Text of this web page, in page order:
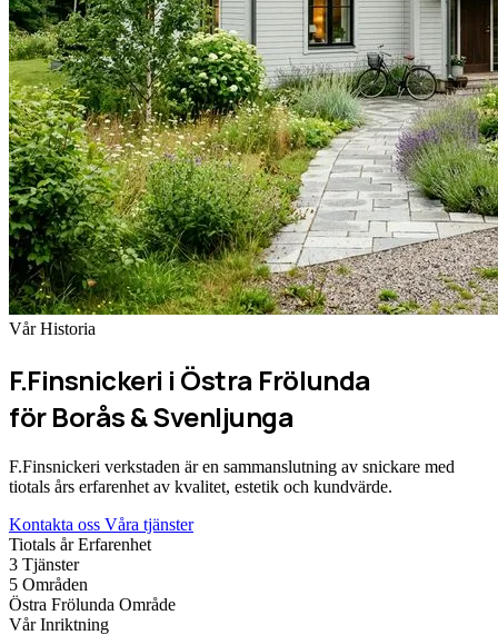
Vår Historia
F.Finsnickeri i Östra Frölunda
för Borås & Svenljunga
F.Finsnickeri verkstaden är en sammanslutning av snickare med
tiotals års erfarenhet av kvalitet, estetik och kundvärde.
Kontakta oss Våra tjänster
Tiotals år Erfarenhet
3 Tjänster
5 Områden
Östra Frölunda Område
Vår Inriktning